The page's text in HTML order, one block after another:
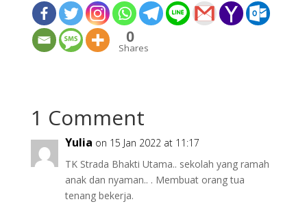
0
Shares
1 Comment
Yulia on 15 Jan 2022 at 11:17
TK Strada Bhakti Utama.. sekolah yang ramah
anak dan nyaman.. . Membuat orang tua
tenang bekerja.